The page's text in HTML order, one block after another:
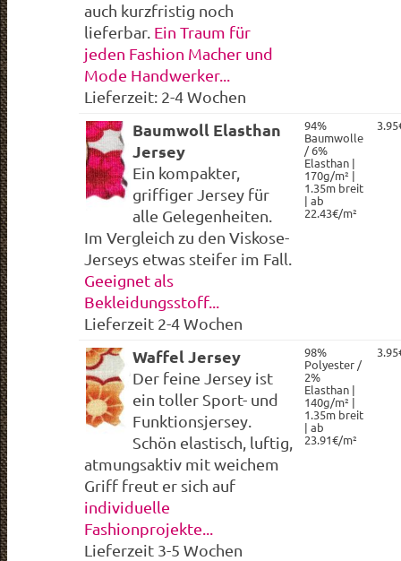
auch kurzfristig noch
lieferbar. Ein Traum für
jeden Fashion Macher und
Mode Handwerker...
Lieferzeit: 2-4 Wochen
Baumwoll Elasthan
Jersey
Ein kompakter,
griffiger Jersey für
alle Gelegenheiten.
Im Vergleich zu den Viskose-
Jerseys etwas steifer im Fall.
Geeignet als
Bekleidungsstoff...
Lieferzeit 2-4 Wochen
94%
Baumwolle
/ 6%
Elasthan |
170g/m² |
1.35m breit
| ab
22.43€/m²
Waffel Jersey
Der feine Jersey ist
ein toller Sport- und
Funktionsjersey.
Schön elastisch, luftig,
atmungsaktiv mit weichem
Griff freut er sich auf
individuelle
Fashionprojekte...
Lieferzeit 3-5 Wochen
98%
Polyester /
2%
Elasthan |
140g/m² |
1.35m breit
| ab
23.91€/m²